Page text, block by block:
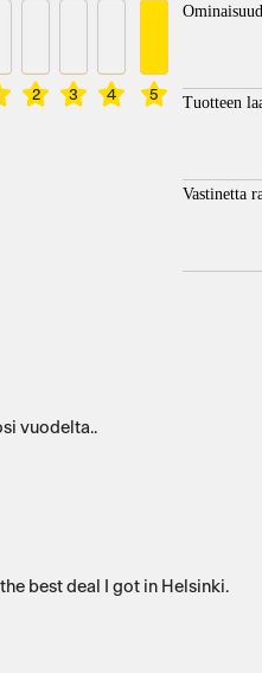
2 3 4 5
Tuotteen
Vastinetta
vuodelta..
Super price value. I bought it on Christmas and it's was the best deal I got in Helsinki.